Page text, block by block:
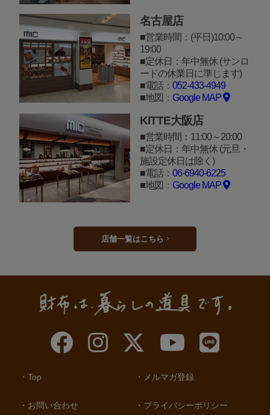
名古屋店
営業時間：(平日)10:00～
19:00
定休日：年中無休 (サンロ
ードの休業日に準じます)
電話： 052-433-4949
地図： Google MAP
KITTE大阪店
営業時間：11:00～20:00
定休日：年中無休 (元旦・
施設定休日は除く)
電話： 06-6940-6225
地図： Google MAP
店舗一覧はこちら
Top
お問い合わせ
メルマガ登録
プライバシーポリシー